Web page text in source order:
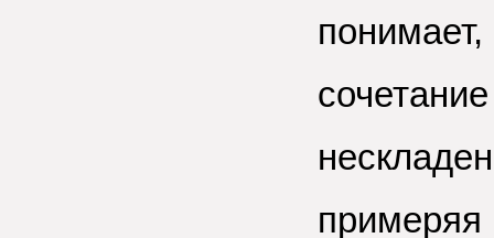
примеряя